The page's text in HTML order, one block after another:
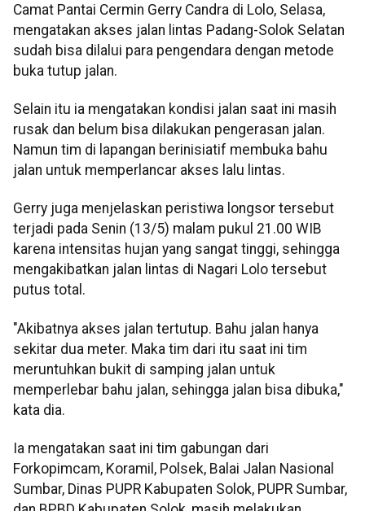
Camat Pantai Cermin Gerry Candra di Lolo, Selasa,
mengatakan akses jalan lintas Padang-Solok Selatan
sudah bisa dilalui para pengendara dengan metode
buka tutup jalan.
Selain itu ia mengatakan kondisi jalan saat ini masih
rusak dan belum bisa dilakukan pengerasan jalan.
Namun tim di lapangan berinisiatif membuka bahu
jalan untuk memperlancar akses lalu lintas.
Gerry juga menjelaskan peristiwa longsor tersebut
terjadi pada Senin (13/5) malam pukul 21.00 WIB
karena intensitas hujan yang sangat tinggi, sehingga
mengakibatkan jalan lintas di Nagari Lolo tersebut
putus total.
"Akibatnya akses jalan tertutup. Bahu jalan hanya
sekitar dua meter. Maka tim dari itu saat ini tim
meruntuhkan bukit di samping jalan untuk
memperlebar bahu jalan, sehingga jalan bisa dibuka,"
kata dia.
Ia mengatakan saat ini tim gabungan dari
Forkopimcam, Koramil, Polsek, Balai Jalan Nasional
Sumbar, Dinas PUPR Kabupaten Solok, PUPR Sumbar,